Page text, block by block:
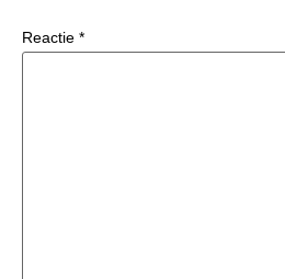
Reactie *